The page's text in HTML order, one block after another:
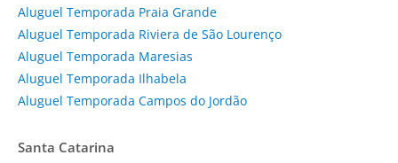
Aluguel Temporada Praia Grande
Aluguel Temporada Riviera de São Lourenço
Aluguel Temporada Maresias
Aluguel Temporada Ilhabela
Aluguel Temporada Campos do Jordão
Santa Catarina